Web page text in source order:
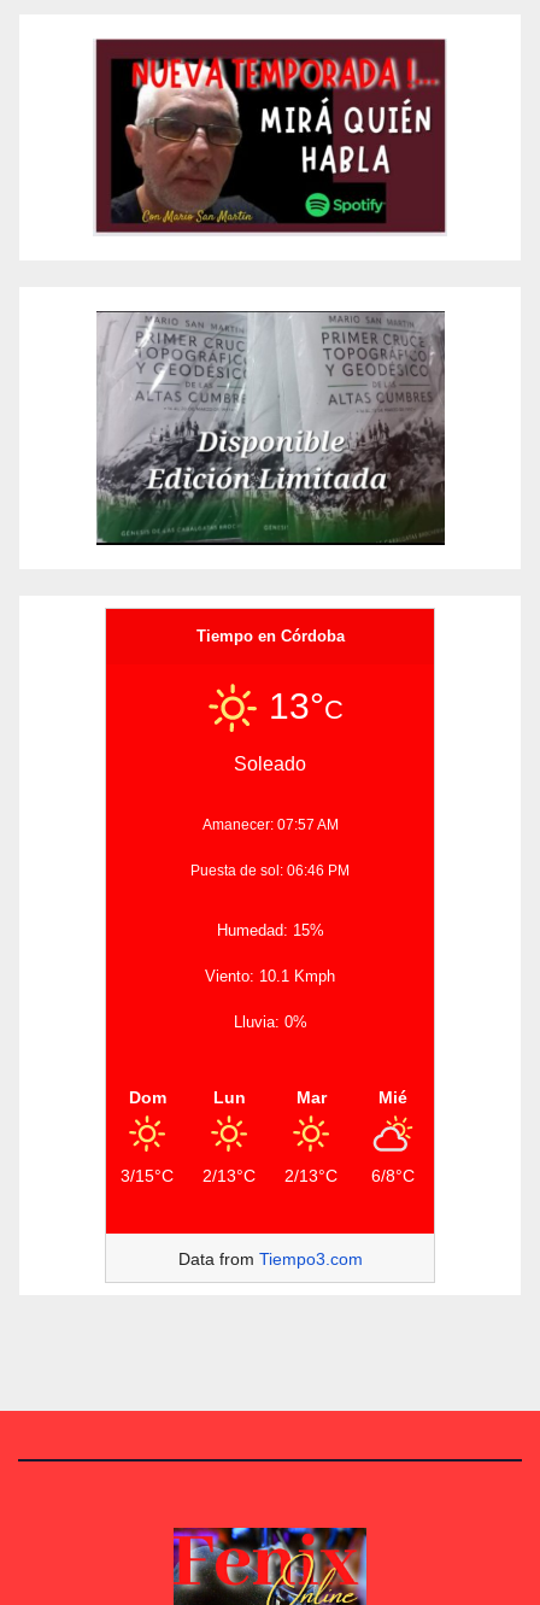
Tiempo en Córdoba
13°C
Soleado
Amanecer: 07:57 AM
Puesta de sol: 06:46 PM
Humedad: 15%
Viento: 10.1 Kmph
Lluvia: 0%
Dom
3/15°C
Lun
2/13°C
Mar
2/13°C
Mié
6/8°C
Data from Tiempo3.com